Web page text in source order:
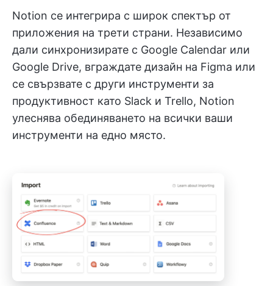
Notion се интегрира с широк спектър от
приложения на трети страни. Независимо
дали синхронизирате с Google Calendar или
Google Drive, вграждате дизайн на Figma или
се свързвате с други инструменти за
продуктивност като Slack и Trello, Notion
улеснява обединяването на всички ваши
инструменти на едно място.